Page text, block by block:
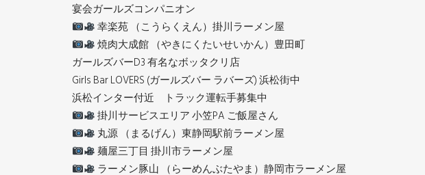
宴会ガールズコンパニオン
幸楽苑 （こうらくえん）掛川ラーメン屋
焼肉大成館 （やきにくたいせいかん）豊田町
ガールズバーD3 有名なボッタクリ店
Girls Bar LOVERS (ガールズバー ラバーズ) 浜松街中
浜松インター付近 トラック運転手募集中
掛川サービスエリア 小笠PA ご飯屋さん
丸源 （まるげん）東静岡駅前ラーメン屋
麺屋三丁目 掛川市ラーメン屋
ラーメン豚山 （らーめんぶたやま）静岡市ラーメン屋